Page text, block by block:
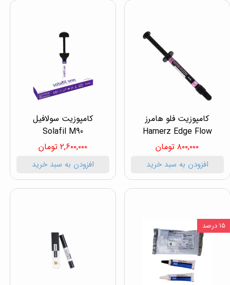
کامپوزیت فلو هامرز
Hamerz Edge Flow
۸۰۰,۰۰۰ تومان
افزودن به سبد خرید
کامپوزیت سولافیل
Solafil M90
۲,۶۰۰,۰۰۰ تومان
افزودن به سبد خرید
۱۵ درصد